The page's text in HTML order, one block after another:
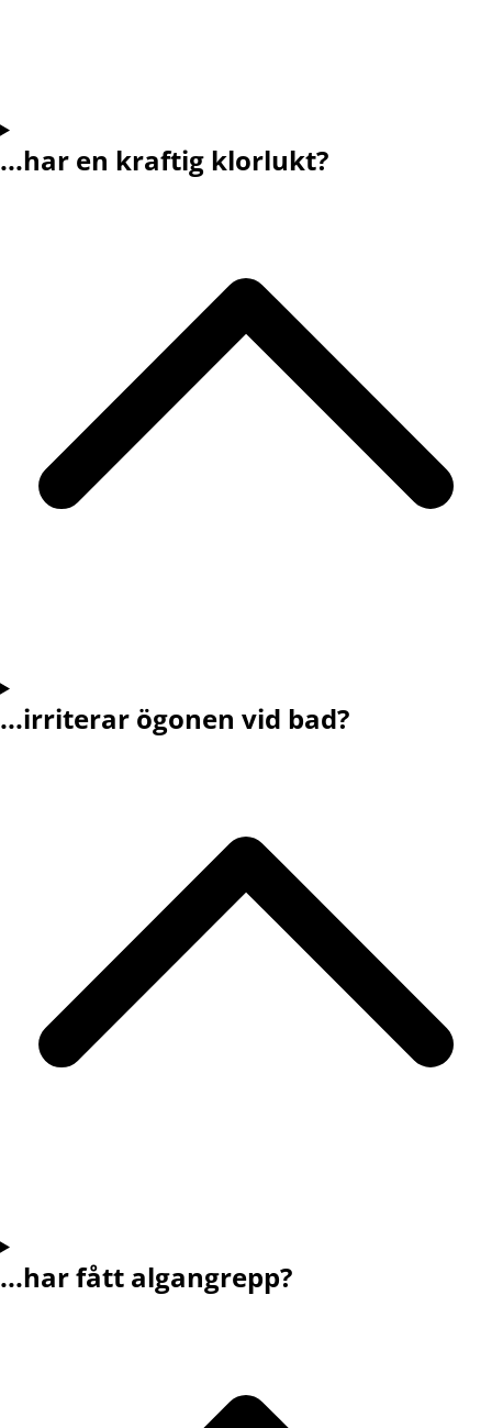
...har en kraftig klorlukt?
...irriterar ögonen vid bad?
...har fått algangrepp?